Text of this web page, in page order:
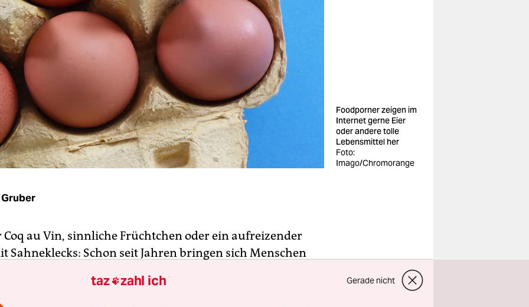
Foodporner zeigen im
Internet gerne Eier
oder andere tolle
Lebensmittel her
Foto:
Imago/Chromorange
Coq au Vin, sinnliche Früchtchen oder ein aufreizender
Sahneklecks: Schon seit Jahren bringen sich Menschen
zum Sabbern. Über 92 Millionen Einträge tauchen
#Foodporn auf und der Trend, die Welt mit
taz zahl ich Gerade nicht